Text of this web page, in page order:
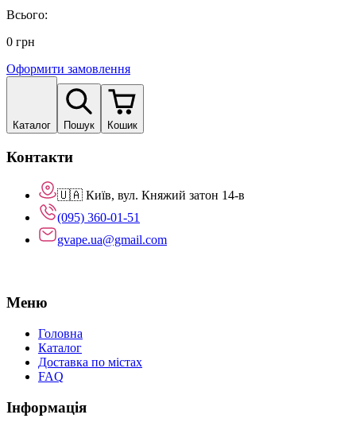
Всього:
0 грн
Оформити замовлення
Каталог Пошук Кошик
Контакти
🇺🇦 Київ, вул. Княжий затон 14-в
(095) 360-01-51
gvape.ua@gmail.com
Меню
Головна
Каталог
Доставка по містах
FAQ
Інформація